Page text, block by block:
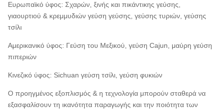
Ποσότητα
υπαλλήλων
Περίπου 400
Ευρωπαϊκό ύφος: Σχαρών, ξινής και πικάντικης γεύσης,
γιαουρτιού & κρεμμυδιών γεύση γεύσης, γεύσης τυριών, γεύσης
τσίλι
Αμερικανικό ύφος: Γεύση του Μεξικού, γεύση Cajun, μαύρη γεύση
πιπεριών
Κινεζικό ύφος: Sichuan γεύση τσίλι, γεύση φυκιών
Ο προηγμένος εξοπλισμός & η τεχνολογία μπορούν σταθερά να
εξασφαλίσουν τη ικανότητα παραγωγής και την ποιότητα των